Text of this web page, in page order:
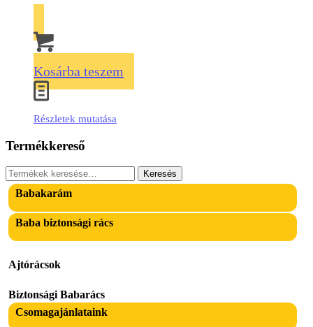
Kosárba teszem
Részletek mutatása
Termékkereső
Keresés
a
következőre:
Keresés
Babakarám
Baba biztonsági rács
Ajtórácsok
Biztonsági Babarács
Csomagajánlataink